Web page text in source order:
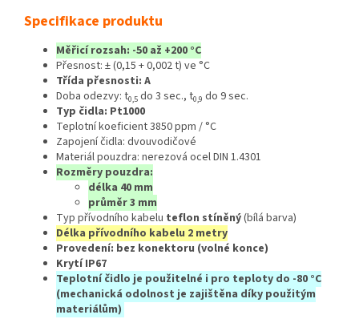
Specifikace produktu
Měřicí rozsah: -50 až +200 °C
Přesnost: ± (0,15 + 0,002 t) ve °C
Třída přesnosti: A
Doba odezvy: t0,5 do 3 sec., t0,9 do 9 sec.
Typ čidla: Pt1000
Teplotní koeficient 3850 ppm / °C
Zapojení čidla: dvouvodičové
Materiál pouzdra: nerezová ocel DIN 1.4301
Rozměry pouzdra:
délka 40 mm
průměr 3 mm
Typ přívodního kabelu teflon stíněný(bílá barva)
Délka přívodního kabelu 2 metry
Provedení: bez konektoru (volné konce)
Krytí IP67
Teplotní čidlo je použitelné i pro teploty do -80 °C
(mechanická odolnost je zajištěna díky použitým
materiálům)